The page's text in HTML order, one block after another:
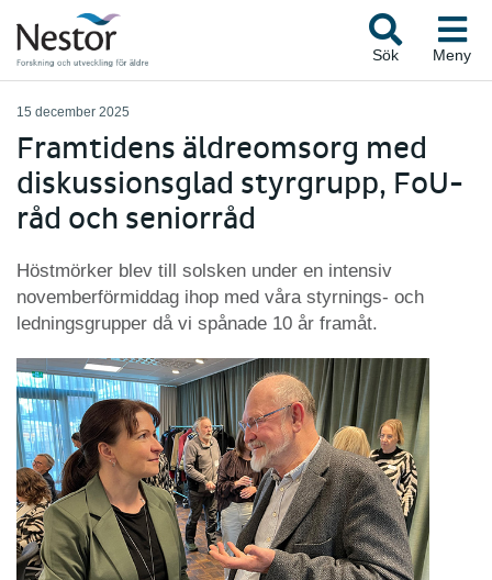
Sök Meny
15 december 2025
Framtidens äldreomsorg med
diskussionsglad styrgrupp, FoU-
råd och seniorråd
Höstmörker blev till solsken under en intensiv
novemberförmiddag ihop med våra styrnings- och
ledningsgrupper då vi spånade 10 år framåt.